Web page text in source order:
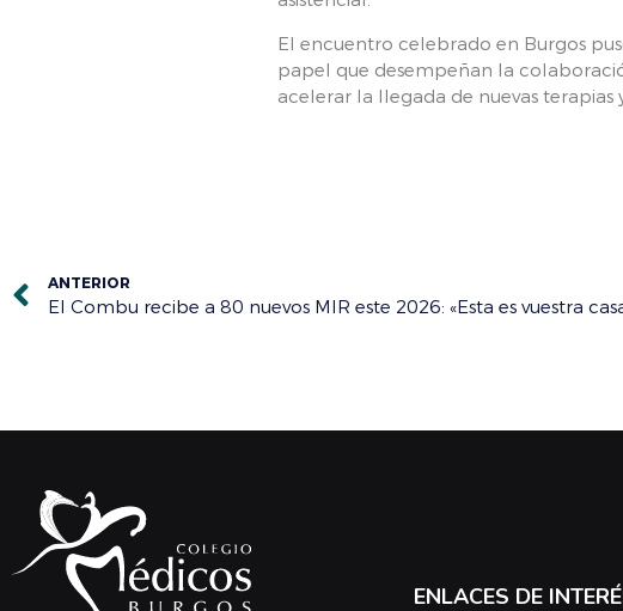
El encuentro celebrado en Burgos
papel que desempeñan la
acelerar la llegada de nuevas
ANTERIOR
ENLACES DE